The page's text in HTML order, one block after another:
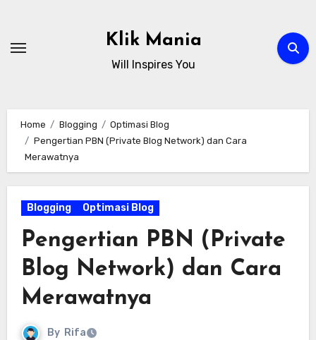
content
Klik Mania
Will Inspires You
Home Blogging
Optimasi Blog
Pengertian PBN (Private Blog Network) dan Cara
Merawatnya
Blogging Optimasi Blog
Pengertian PBN (Private
Blog Network) dan Cara
Merawatnya
By Rifa